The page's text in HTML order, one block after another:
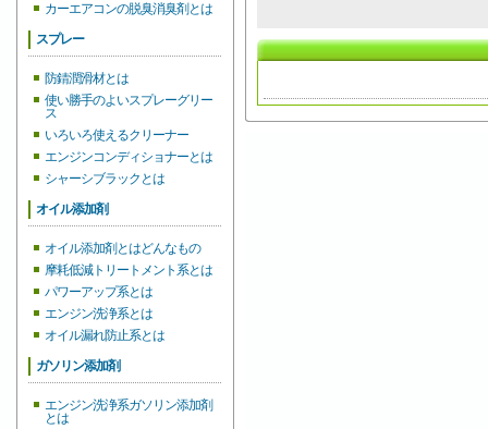
カーエアコンの脱臭消臭剤とは
スプレー
防錆潤滑材とは
使い勝手のよいスプレーグリー
ス
いろいろ使えるクリーナー
エンジンコンディショナーとは
シャーシブラックとは
オイル添加剤
オイル添加剤とはどんなもの
摩耗低減トリートメント系とは
パワーアップ系とは
エンジン洗浄系とは
オイル漏れ防止系とは
ガソリン添加剤
エンジン洗浄系ガソリン添加剤
とは